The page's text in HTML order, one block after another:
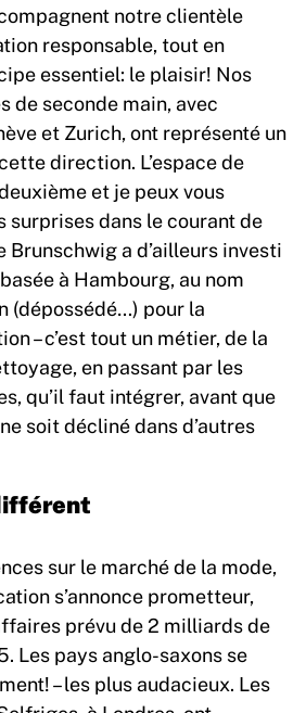
notre clientèle
responsable, tout en
essentiel: le plaisir! Nos
de seconde main, avec
et Zurich, ont représenté un
direction. L’espace de
et je peux vous
surprises dans le courant de
Brunschwig a d’ailleurs investi
à Hambourg, au nom
(dépossédé…) pour la
– c’est tout un métier, de la
en passant par les
qu’il faut intégrer, avant que
soit décliné dans d’autres
sur le marché de la mode,
s’annonce prometteur,
prévu de 2 milliards de
Les pays anglo-saxons se
– les plus audacieux. Les